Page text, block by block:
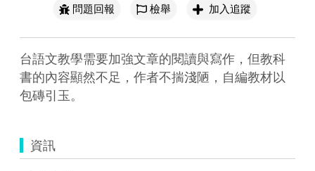
問題回報
檢舉 加入追蹤
台語文教學需要加強文章的閱讀與寫作，但教科
書的內容顯然不足，作者不揣淺陋，自編教材以
包磚引玉。
資訊